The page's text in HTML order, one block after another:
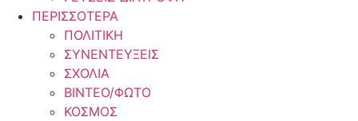
ΠΕΡΙΣΣΟΤΕΡΑ
ΠΟΛΙΤΙΚΗ
ΣΥΝΕΝΤΕΥΞΕΙΣ
ΣΧΟΛΙΑ
ΒΙΝΤΕΟ/ΦΩΤΟ
ΚΟΣΜΟΣ